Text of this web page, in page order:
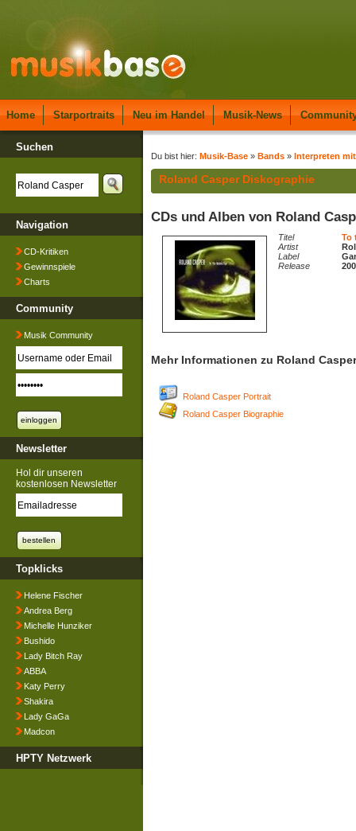
Home Starportraits Neu im Handel Musik-News
Suchen
Navigation
CD-Kritiken
Gewinnspiele
Charts
Community
Musik Community
Newsletter
Hol dir unseren
kostenlosen Newsletter
Topklicks
Helene Fischer
Andrea Berg
Michelle Hunziker
Bushido
Lady Bitch Ray
ABBA
Katy Perry
Shakira
Lady GaGa
Madcon
HPTY Netzwerk
Du bist hier: Musik-Base » Bands » Interpreten
Roland Casper Diskographie
CDs und Alben von Roland
Titel
To
Artist
Label
Release
Mehr Informationen zu Roland Casper
Roland Casper Portrait
Roland Casper Biographie